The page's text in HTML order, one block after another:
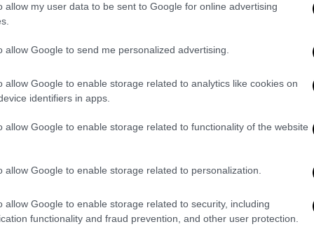
allow my user data to be sent to Google for online advertising
allow Google to send me personalized advertising.
allow Google to enable storage related to analytics like cookies on
identifiers in apps.
allow Google to enable storage related to functionality of the website
allow Google to enable storage related to personalization.
allow Google to enable storage related to security, including
functionality and fraud prevention, and other user protection.
αποχαιρετισμός της Ναταλίας Αργυράκη,
από πέντε χρόνια συνεργασίας. «
ποιότητά σου, την αισθητική σου, τη
υπέροχες συνεντεύξεις
τη συγκίνηση: «Φεύγω με δάκρυα
ευγνωμοσύνης
της σεζόν στέλνοντας μήνυμα στους
καλοκαίρι. Να αγαπάτε τους εαυτούς
Ραντεβού τον Σεπτέμβριο».
Γιάμαλη
6 Ιουλίου 2025, ο φετινός κύκλος της